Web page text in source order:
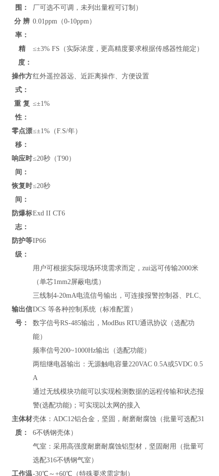
围：
厂可选不可调，未列出量程可订制）
分 辨
率：
0.01ppm（0-10ppm）
精
度：
≤±3% FS（实际浓度，更高精度要求根据传感器性能定）
操作方
式：
红外遥控器远、近距离操作、方便设置
重 复
性：
≤±1%
零点漂
移：
≤±1%（F.S/年）
响应时
间：
≤20秒（T90）
恢复时
间：
≤20秒
防爆标
志：
Exd II CT6
防护等
级：
IP66
输出信
号：
用户可根据实际现场环境需求而定，zui远可传输2000米
（单芯1mm2屏蔽电缆）
三线制4-20mA电流信号输出，可连接报警控制器、PLC、
DCS 等各种控制系统（标准配置）
数字信号RS-485输出， ModBus RTU通讯协议 （选配功
能）
频率信号200~1000Hz输出（选配功能）
两组继电器输出：无源触电容量220VAC 0.5A或5VDC 0.5
A
通过无线模块功能可以实现检测数据的远程传输和状态报
警(选配功能)；可实现以太网的接入
主体材
质：
壳体：ADC12铝合金，坚固，耐磨耐腐蚀（批量可选配31
6不锈钢壳体）
气室：采用高强度耐磨耐腐蚀铝型材，坚固耐用（批量可
选配316不锈钢气室）
工作温-30℃～+60℃（特殊要求需定制）